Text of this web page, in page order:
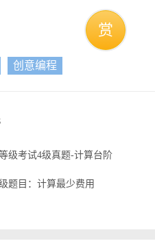
赏
创意编程
级考试4级真题-计算台阶
题目：计算最少费用